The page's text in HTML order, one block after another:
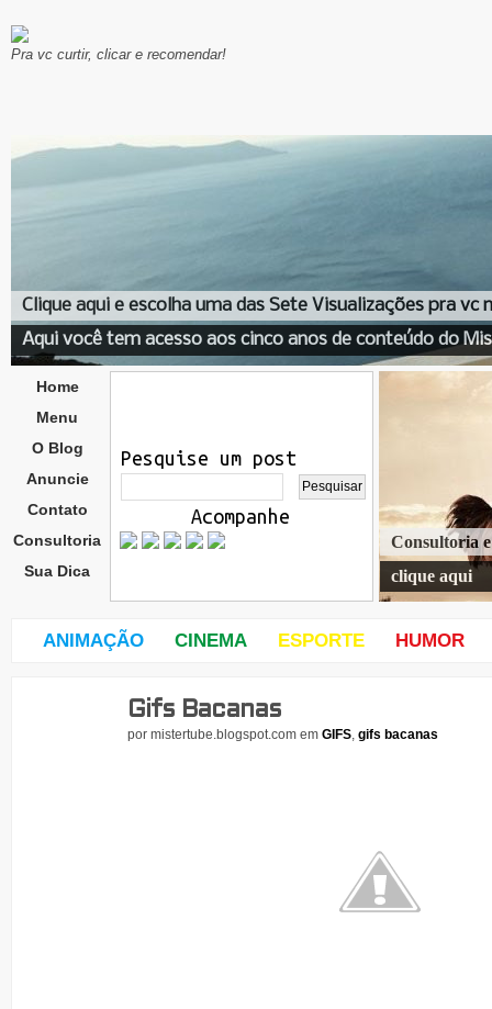
Pra vc curtir, clicar e recomendar!
Clique aqui e escolha uma das Sete Visualizações pra vc
Aqui você tem acesso aos cinco anos de conteúdo do
Home
Menu
O Blog
Anuncie
Contato
Consultoria
Sua Dica
Pesquise um post
Acompanhe
Consultoria
clique aqui
ANIMAÇÃO CINEMA ESPORTE HUMOR
Gifs Bacanas
por mistertube.blogspot.com em GIFS, gifs bacanas